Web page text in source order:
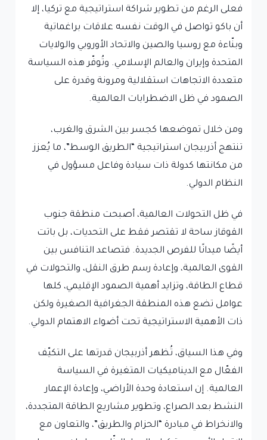
فعلى الرغم من تطوير شراكة استراتيجية مع تركيا، إلا
أن باكو تواصل في الوقت نفسه علاقات براغماتية
وبنّاءة مع روسيا والصين والاتحاد الأوروبي والولايات
المتحدة وإيران والعالم الإسلامي. وتُوفّر هذه السياسة
متعددة الاتجاهات استقلالية ومرونة وقدرة على
الصمود في ظل الاضطرابات العالمية.
ومن خلال تموضعها كجسر بين الشرق والغرب،
تنتهج أذربيجان استراتيجية “الطريق الوسط”، ما يُعزز
من مكانتها كدولة ذات سيادة وفاعل مسؤول في
النظام الدولي.
في ظل التحولات العالمية، أصبحت منطقة جنوب
القوقاز ساحة لا تقتصر فقط على التحديات، بل باتت
أيضًا ميدانًا للفرص الجديدة. فتصاعد التنافس بين
القوى العالمية، وإعادة رسم طرق النقل، والتحولات في
قطاع الطاقة، وتزايد أهمية الصمود الإقليمي، كلها
عوامل تضع هذه المنطقة الجغرافية الصغيرة ولكن
ذات الأهمية الاستراتيجية تحت أضواء الاهتمام الدولي.
وفي هذا السياق، تُظهر أذربيجان قدرتها على التكيّف
الفعّال مع الديناميكيات المتغيرة في السياسة
العالمية. إن استعادة وحدة الأراضي، وإعادة الإعمار
النشط بعد الصراع، وتطوير مشاريع الطاقة المتجددة،
والانخراط في مبادرة “الحزام والطريق”، والتعاون مع